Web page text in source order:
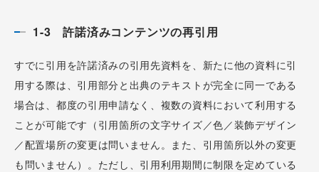
1-3 許諾済みコンテンツの再引用
すでに引用を許諾済みの引用先資料を、新たに他の資料に引
用する際は、引用部分と出典のテキストが完全に同一である
場合は、都度の引用申請なく、複数の資料において利用する
ことが可能です（引用箇所の文字サイズ／色／装飾デザイン
／配置場所の変更は問いません。また、引用箇所以外の変更
も問いません）。ただし、引用利用期間に制限を定めている